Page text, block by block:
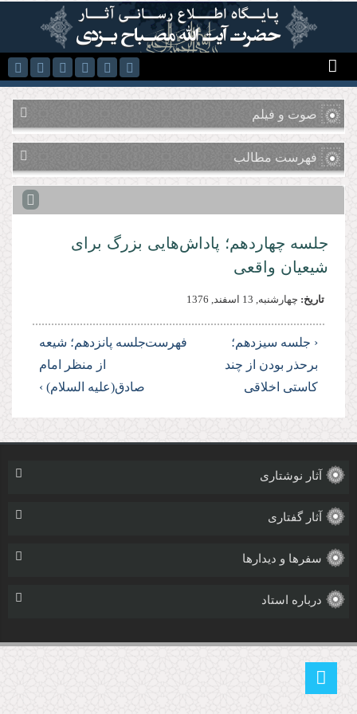
رفتن به محتوای اصلی
صوت و فیلم
فهرست مطالب
جلسه چهاردهم؛ پاداش‌هایى بزرگ براى
شیعیان واقعى
تاریخ: چهارشنبه, 13 اسفند, 1376
‹ جلسه سیزدهم؛
برحذر بودن از چند
كاستى اخلاقى
فهرستجلسه پانزدهم؛ شیعه
از منظر امام
صادق(علیه السلام) ›
آثار نوشتاری
آثار گفتاری
سفرها و دیدارها
درباره استاد